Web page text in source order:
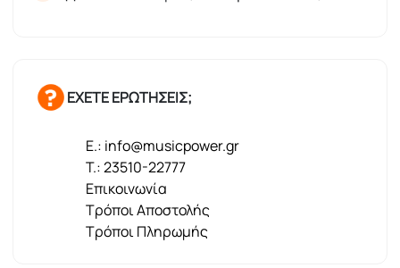
ΕΧΕΤΕ ΕΡΩΤΗΣΕΙΣ;
E.: info@musicpower.gr
T.: 23510-22777
Επικοινωνία
Τρόποι Αποστολής
Τρόποι Πληρωμής